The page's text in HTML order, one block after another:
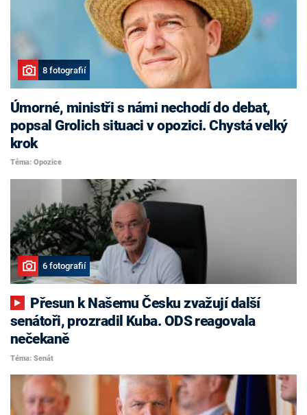
8 fotografií
Úmorné, ministři s námi nechodí do debat,
popsal Grolich situaci v opozici. Chystá velký
krok
Téma: Opozice
6 fotografií
senátoři, prozradil Kuba. ODS reagovala
nečekaně
Téma: Senát